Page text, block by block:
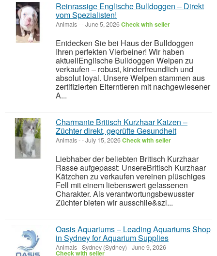
Reinrassige Englische Bulldoggen – Direkt
vom Spezialisten!
Animals--June 5, 2026Check with seller
Entdecken Sie bei Haus der Bulldoggen
Ihren perfekten Vierbeiner! Wir haben
aktuellEnglische Bulldoggen Welpen zu
verkaufen – robust, kinderfreundlich und
absolut loyal. Unsere Welpen stammen aus
zertifizierten Elterntieren mit nachgewiesener
A...
Charmante Britisch Kurzhaar Katzen –
Züchter direkt, geprüfte Gesundheit
Animals--July 15, 2026Check with seller
Liebhaber der beliebten Britisch Kurzhaar
Rasse aufgepasst: UnsereBritisch Kurzhaar
Kätzchen zu verkaufen vereinen plüschiges
Fell mit einem liebenswert gelassenen
Charakter. Als verantwortungsbewusster
Züchter bieten wir ausschlie&szl...
Oasis Aquariums – Leading Aquariums Shop
in Sydney for Aquarium Supplies
Animals-Sydney (Sydney) -June 9, 2026
Check with seller